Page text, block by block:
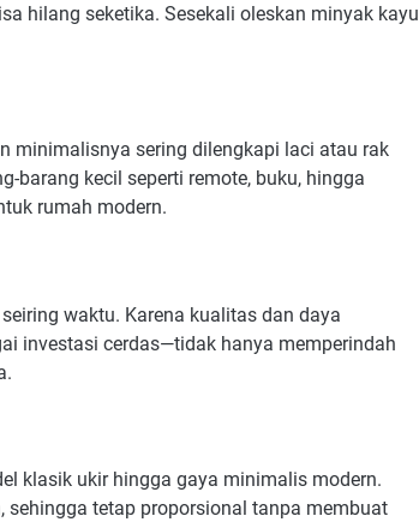
hilang seketika. Sesekali oleskan minyak kayu
minimalisnya sering dilengkapi laci atau rak
barang kecil seperti remote, buku, hingga
rumah modern.
waktu. Karena kualitas dan daya
investasi cerdas—tidak hanya memperindah
klasik ukir hingga gaya minimalis modern.
tetap proporsional tanpa membuat